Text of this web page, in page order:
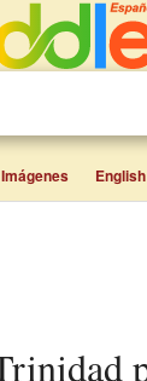
Imágenes English